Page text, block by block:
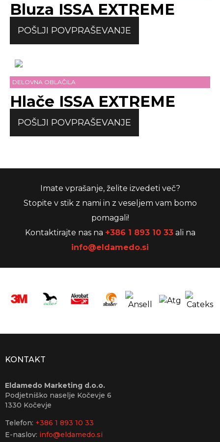
Bluza ISSA EXTREME
POŠLJI POVPRAŠEVANJE
DELOVNA OBLAČILA
Hlače ISSA EXTREME
POŠLJI POVPRAŠEVANJE
Imate vprašanje, želite izvedeti več?
Stopite v stik z nami in z veseljem vam bomo
pomagali!
Kontaktirajte nas na +386 1 893 10 33ali na
info@eldamedo.si
KONTAKT
Eldamedo Marketing d.o.o.
Podjetniško naselje Kočevje 6
1330 Kočevje
Telefon: +386 1 893 10 33
E-naslov: info@eldamedo.si